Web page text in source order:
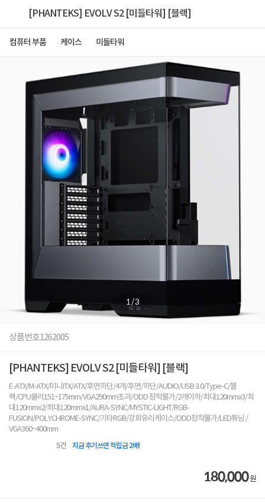
[PHANTEKS] EVOLV S2 [미들타워] [블랙]
컴퓨터 부품 케이스 미들타워
1/3
상품번호1262005
[PHANTEKS] EVOLV S2 [미들타워] [블랙]
E-ATX/M-ATX/미니ITX/ATX/후면하단/4개/후면/하단/AUDIO/USB 3.0/Type-C/블
랙/CPU쿨러151~175mm/VGA290mm초과/ODD 장착불가/2개이하/최대120mmx3/최
대120mmx2/최대120mmx1/AURA-SYNC/MYSTIC-LIGHT/RGB-
FUSION/POLYCHROME-SYNC/기타RGB/강화유리케이스/ODD장착불가/LED튜닝 /
VGA360~400mm
5건 지금 후기쓰면 적립금 2배!
180,000원